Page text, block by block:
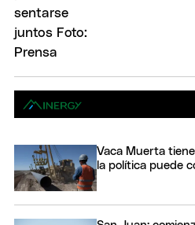
Vaca Muerta
la política puede